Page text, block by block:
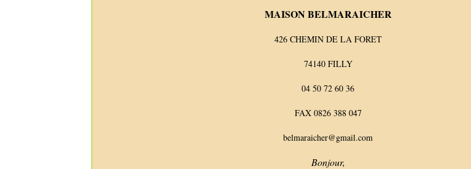
MAISON BELMARAICHER
426 CHEMIN DE LA FORET
74140 FILLY
04 50 72 60 36
FAX 0826 388 047
belmaraicher@gmail.com
Bonjour,